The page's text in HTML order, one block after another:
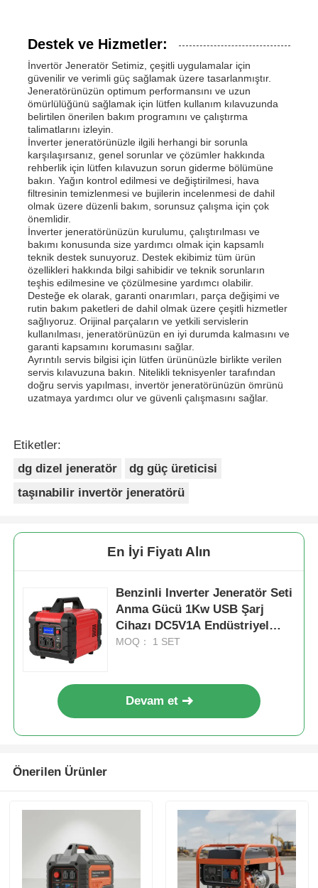
Destek ve Hizmetler:
İnvertör Jeneratör Setimiz, çeşitli uygulamalar için
güvenilir ve verimli güç sağlamak üzere tasarlanmıştır.
Jeneratörünüzün optimum performansını ve uzun
ömürlülüğünü sağlamak için lütfen kullanım kılavuzunda
belirtilen önerilen bakım programını ve çalıştırma
talimatlarını izleyin.
İnverter jeneratörünüzle ilgili herhangi bir sorunla
karşılaşırsanız, genel sorunlar ve çözümler hakkında
rehberlik için lütfen kılavuzun sorun giderme bölümüne
bakın. Yağın kontrol edilmesi ve değiştirilmesi, hava
filtresinin temizlenmesi ve bujilerin incelenmesi de dahil
olmak üzere düzenli bakım, sorunsuz çalışma için çok
önemlidir.
İnverter jeneratörünüzün kurulumu, çalıştırılması ve
bakımı konusunda size yardımcı olmak için kapsamlı
teknik destek sunuyoruz. Destek ekibimiz tüm ürün
özellikleri hakkında bilgi sahibidir ve teknik sorunların
teşhis edilmesine ve çözülmesine yardımcı olabilir.
Desteğe ek olarak, garanti onarımları, parça değişimi ve
rutin bakım paketleri de dahil olmak üzere çeşitli hizmetler
sağlıyoruz. Orijinal parçaların ve yetkili servislerin
kullanılması, jeneratörünüzün en iyi durumda kalmasını ve
garanti kapsamını korumasını sağlar.
Ayrıntılı servis bilgisi için lütfen ürününüzle birlikte verilen
servis kılavuzuna bakın. Nitelikli teknisyenler tarafından
doğru servis yapılması, invertör jeneratörünüzün ömrünü
uzatmaya yardımcı olur ve güvenli çalışmasını sağlar.
Etiketler:
dg dizel jeneratör
dg güç üreticisi
taşınabilir invertör jeneratörü
En İyi Fiyatı Alın
Benzinli Inverter Jeneratör Seti
Anma Gücü 1Kw USB Şarj
Cihazı DC5V1A Endüstriyel
Uygulamalar için Taşınabilir
MOQ： 1 SET
Devam et
Önerilen Ürünler